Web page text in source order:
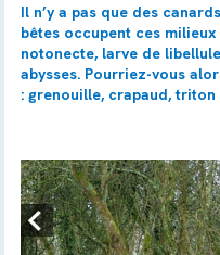
Il n’y a pas que des
bêtes occupent ces
notonecte, larve de
abysses. Pourriez-vous
: grenouille, crapaud,